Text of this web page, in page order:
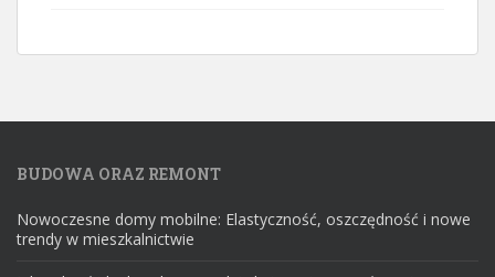
BUDOWA ORAZ REMONT
Nowoczesne domy mobilne: Elastyczność, oszczędność i nowe
trendy w mieszkalnictwie